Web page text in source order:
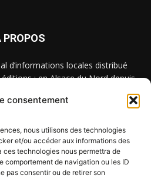
consentement
nous utilisons des technologies
et/ou accéder aux informations des
ces technologies nous permettra de
comportement de navigation ou les ID
pas consentir ou de retirer son
PROPOS
d’informations locales distribué
: en Alsace du Nord depuis
Molsheim-Erstein depuis
et Plaine depuis 2023.
NOUS